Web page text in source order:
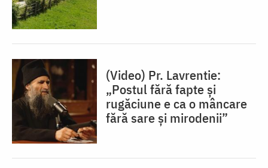
(Video) Pr. Lavrentie:
„Postul fără fapte și
rugăciune e ca o mâncare
fără sare și mirodenii”